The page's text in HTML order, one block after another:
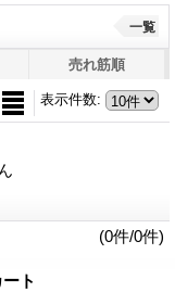
一覧
売れ筋順
表示件数:
(0件/0件)
ト